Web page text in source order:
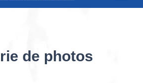
de photos